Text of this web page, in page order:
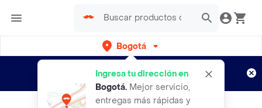
Bogotá
Ingresa tu dirección en
Bogotá. Mejor servicio,
entregas más rápidas y
envíos gratis por semanas
Aplican TyC